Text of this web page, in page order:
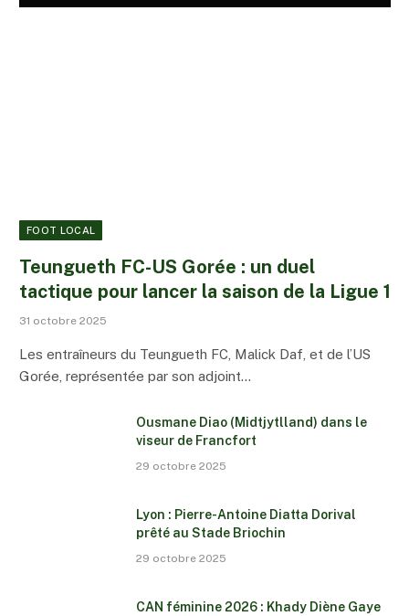
FOOT LOCAL
Teungueth FC-US Gorée : un duel
tactique pour lancer la saison de la Ligue 1
31 octobre 2025
Les entraîneurs du Teungueth FC, Malick Daf, et de l’US
Gorée, représentée par son adjoint…
Ousmane Diao (Midtjytlland) dans le
viseur de Francfort
29 octobre 2025
Lyon : Pierre-Antoine Diatta Dorival
prêté au Stade Briochin
29 octobre 2025
CAN féminine 2026 : Khady Diène Gaye